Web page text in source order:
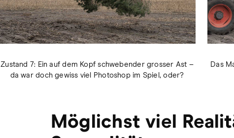
Zustand 7: Ein auf dem Kopf schwebender grosser Ast –
da war doch gewiss viel Photoshop im Spiel, oder?
Das
Möglichst viel